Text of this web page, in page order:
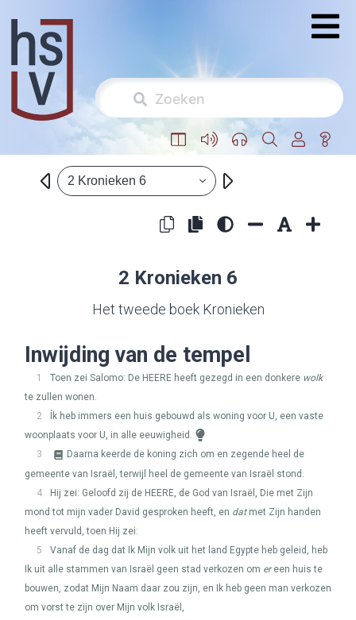
2 Kronieken 6
2 Kronieken 6
Het tweede boek Kronieken
Inwijding van de tempel
1 Toen zei Salomo: De HEERE heeft gezegd in een donkere wolk
te zullen wonen.
2
Ík heb immers een huis gebouwd als woning voor U, een vaste
woonplaats voor U, in alle eeuwigheid.
3
Daarna keerde de koning zich om en zegende heel de
gemeente van Israël, terwijl heel de gemeente van Israël stond.
4
Hij zei: Geloofd zij de HEERE, de God van Israël, Die met Zijn
mond tot mijn vader David gesproken heeft, en datmet Zijn handen
heeft vervuld, toen Hij zei:
5
Vanaf de dag dat Ik Mijn volk uit het land Egypte heb geleid, heb
Ik uit alle stammen van Israël geen stad verkozen om ereen huis te
bouwen, zodat Mijn Naam daar zou zijn, en Ik heb geen man verkozen
om vorst te zijn over Mijn volk Israël,